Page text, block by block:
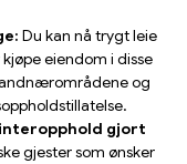
Du kan nå trygt leie
eiendom i disse
og
gjort
gjester som ønsker